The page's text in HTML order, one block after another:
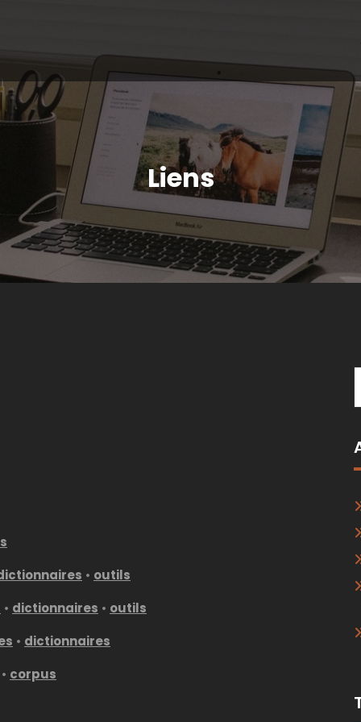
Liens
• outils
• dictionnaires • outils
• dictionnaires
• corpus